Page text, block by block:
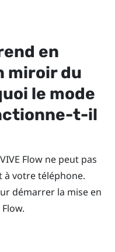
en
miroir du
le mode
t-il
VIVE Flow ne peut pas
votre téléphone.
démarrer la mise en
Flow.